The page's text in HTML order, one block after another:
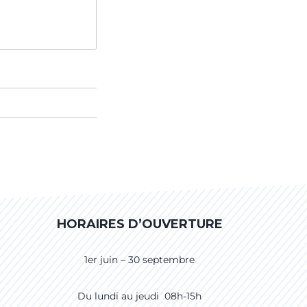
HORAIRES D’OUVERTURE
1er juin – 30 septembre
Du lundi au jeudi 08h-15h